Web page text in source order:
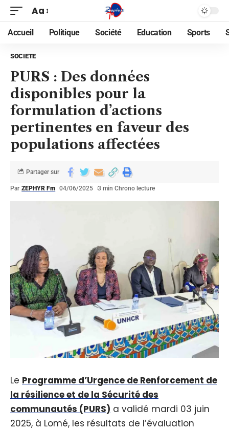
Aa
Accueil Politique Société Education Sports
SOCIETE
PURS : Des données
disponibles pour la
formulation d’actions
pertinentes en faveur des
populations affectées
Par ZEPHYR Fm 04/06/2025 3 min Chrono lecture
Partager sur
Le Programme d’Urgence de Renforcement de
la résilience et de la Sécurité des
communautés (PURS) a validé mardi 03 juin
2025, à Lomé, les résultats de l’évaluation